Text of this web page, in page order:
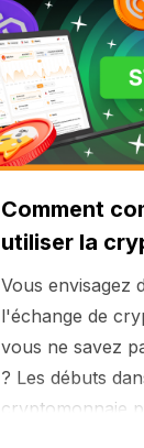
Comment
utiliser la
Vous envisagez
l'échange de
vous ne savez
? Les débuts
cryptomonnaie